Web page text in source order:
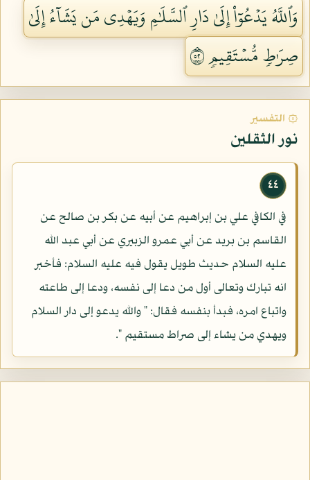
وَٱللَّهُ يَدۡعُوٓاْ إِلَىٰ دَارِ ٱلسَّلَٰمِ وَيَهۡدِي مَن يَشَآءُ إِلَىٰ
صِرَٰطٖ مُّسۡتَقِيمٖ ٢٥
۞ التفسير
نور الثقلين
٤٤
في الكافي علي بن إبراهيم عن أبيه عن بكر بن صالح عن
القاسم بن بريد عن أبي عمرو الزبيري عن أبي عبد الله
عليه السلام حديث طويل يقول فيه عليه السلام: فأخبر
انه تبارك وتعالى أول من دعا إلى نفسه، ودعا إلى طاعته
واتباع امره، فبدأ بنفسه فقال: " والله يدعو إلى دار السلام
ويهدي من يشاء إلى صراط مستقيم ".